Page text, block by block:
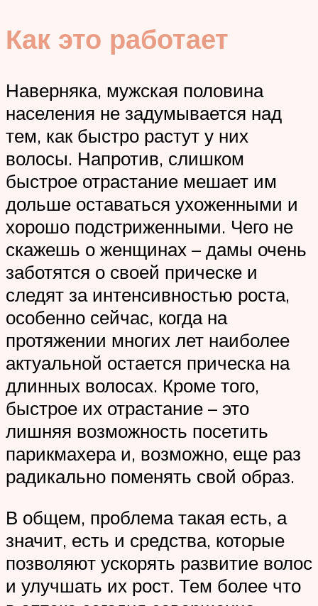
Как это работает
Наверняка, мужская половина
населения не задумывается над
тем, как быстро растут у них
волосы. Напротив, слишком
быстрое отрастание мешает им
дольше оставаться ухоженными и
хорошо подстриженными. Чего не
скажешь о женщинах – дамы очень
заботятся о своей прическе и
следят за интенсивностью роста,
особенно сейчас, когда на
протяжении многих лет наиболее
актуальной остается прическа на
длинных волосах. Кроме того,
быстрое их отрастание – это
лишняя возможность посетить
парикмахера и, возможно, еще раз
радикально поменять свой образ.
В общем, проблема такая есть, а
значит, есть и средства, которые
позволяют ускорять развитие волос
и улучшать их рост. Тем более что